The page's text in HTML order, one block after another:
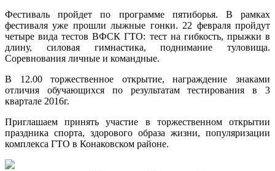
Фестиваль пройдет по программе пятиборья. В рамках
фестиваля уже прошли лыжные гонки. 22 февраля пройдут
четыре вида тестов ВФСК ГТО: тест на гибкость, прыжки в
длину, силовая гимнастика, поднимание туловища.
Соревнования личные и командные.
В 12.00 торжественное открытие, награждение знаками
отличия обучающихся по результатам тестирования в 3
квартале 2016г.
Приглашаем принять участие в торжественном открытии
праздника спорта, здорового образа жизни, популяризации
комплекса ГТО в Конаковском районе.